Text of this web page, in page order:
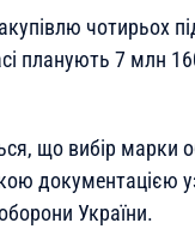
чотирьох
планують 7 млн
що вибір марки
документацією
України.